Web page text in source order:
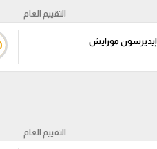
التقييم العام
إيديرسون مورايش
التقييم العام